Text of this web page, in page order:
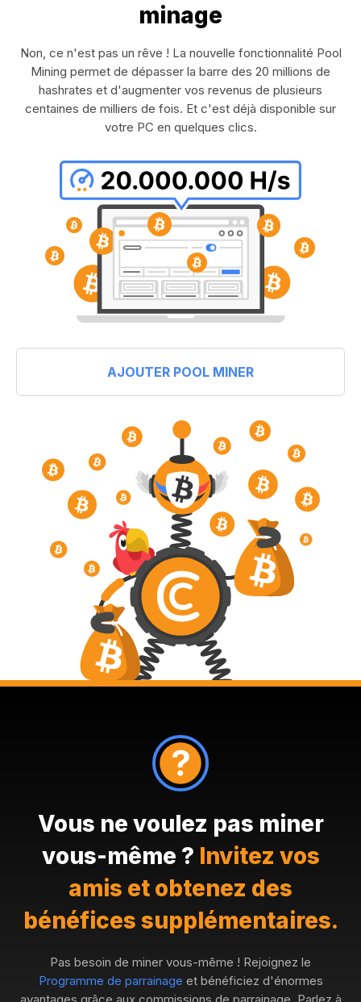
minage
Non, ce n'est pas un rêve ! La nouvelle fonctionnalité Pool
Mining permet de dépasser la barre des 20 millions de
hashrates et d'augmenter vos revenus de plusieurs
centaines de milliers de fois. Et c'est déjà disponible sur
votre PC en quelques clics.
AJOUTER POOL MINER
Vous ne voulez pas miner
vous-même ? Invitez vos
amis et obtenez des
bénéfices supplémentaires.
Pas besoin de miner vous-même ! Rejoignez le
Programme de parrainage et bénéficiez d'énormes
avantages grâce aux commissions de parrainage. Parlez à